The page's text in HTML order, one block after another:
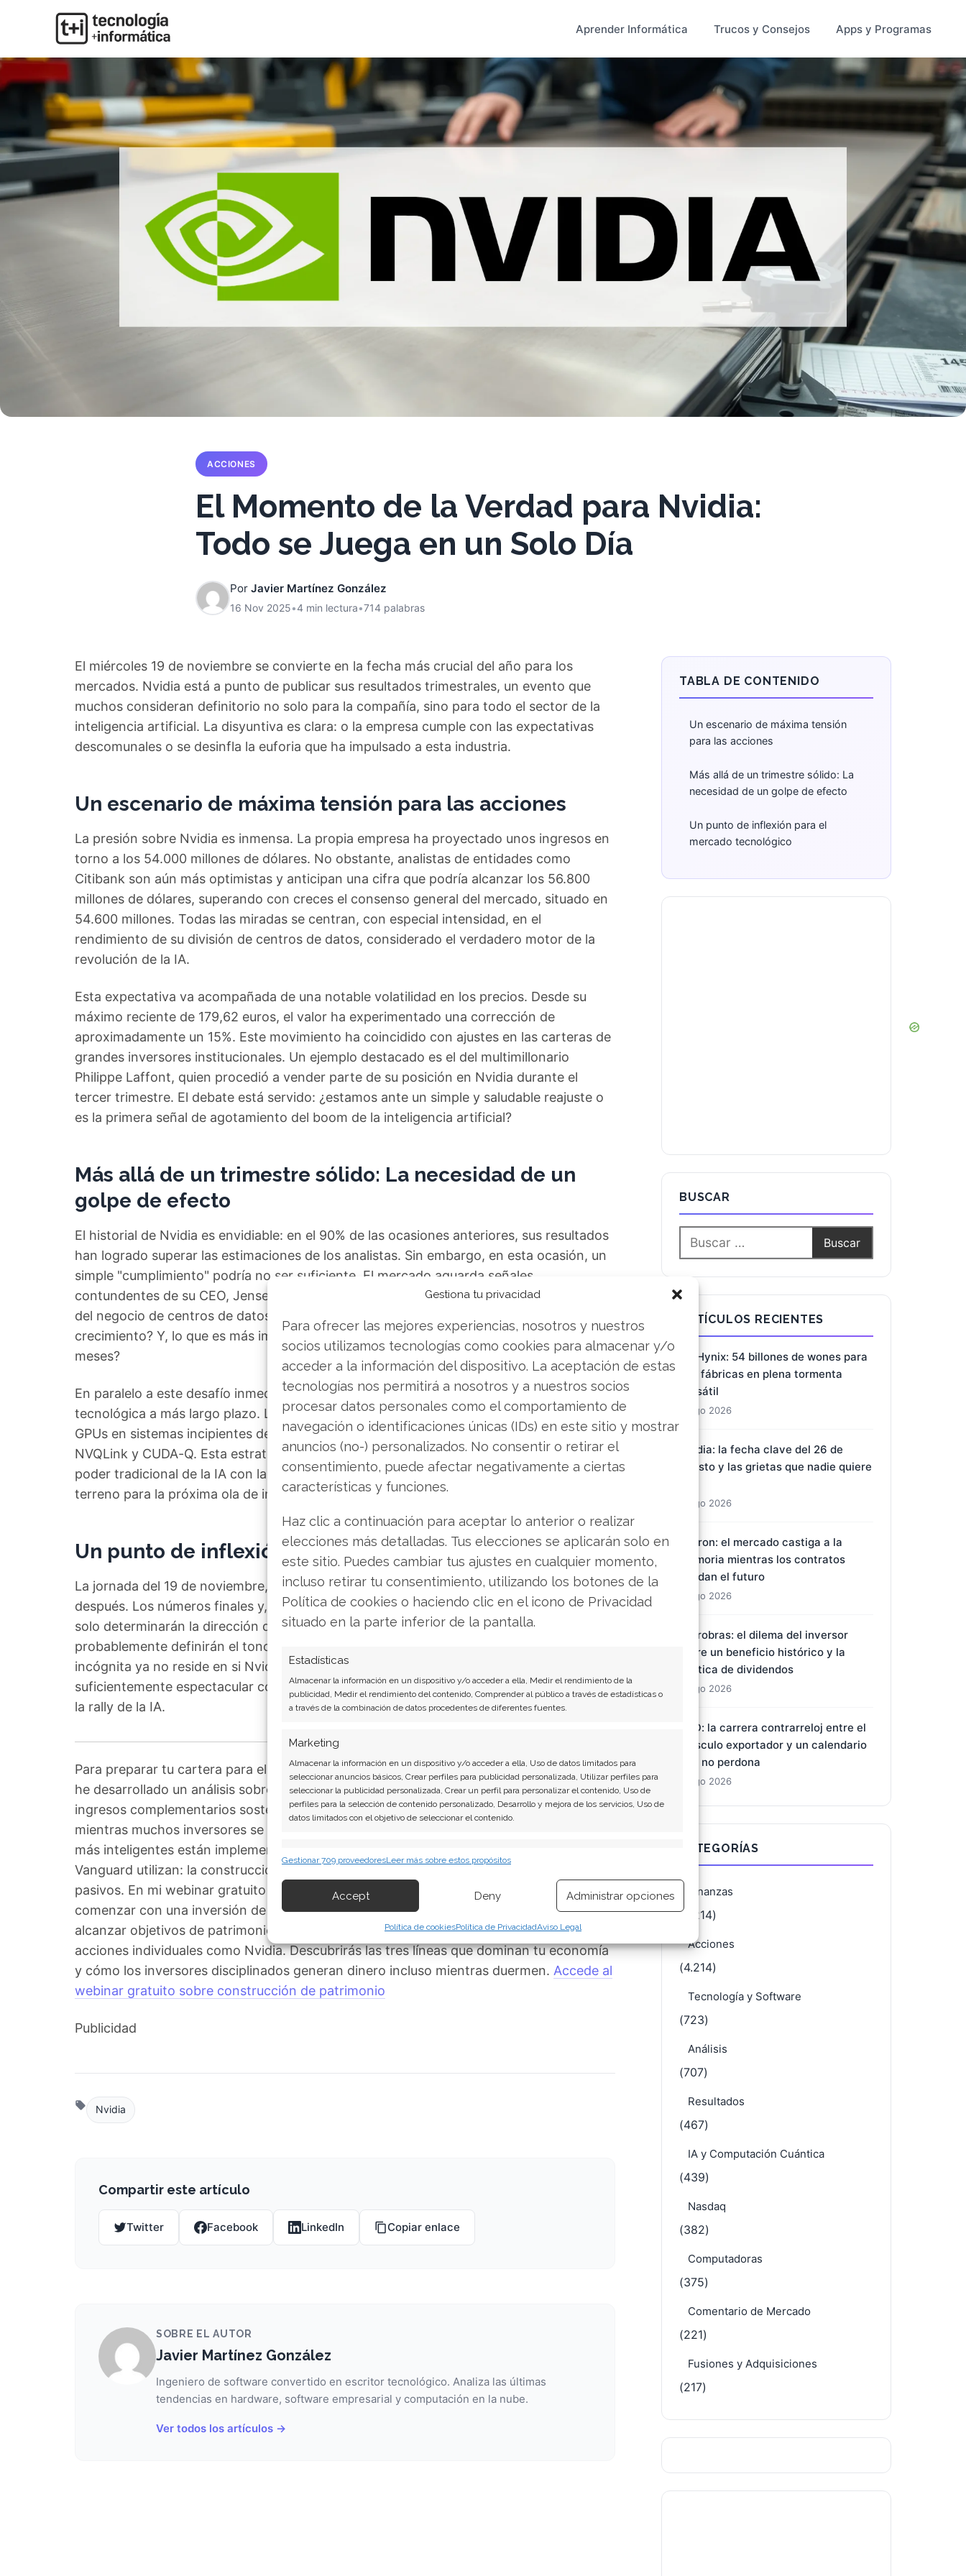
Gestiona tu privacidad
Para ofrecer las mejores experiencias, nosotros y nuestros
socios utilizamos tecnologías como cookies para almacenar y/o
acceder a la información del dispositivo. La aceptación de estas
tecnologías nos permitirá a nosotros y a nuestros socios
procesar datos personales como el comportamiento de
navegación o identificaciones únicas (IDs) en este sitio y mostrar
anuncios (no-) personalizados. No consentir o retirar el
consentimiento, puede afectar negativamente a ciertas
características y funciones.
Haz clic a continuación para aceptar lo anterior o realizar
elecciones más detalladas. Tus elecciones se aplicarán solo en
este sitio. Puedes cambiar tus ajustes en cualquier momento,
incluso retirar tu consentimiento, utilizando los botones de la
Política de cookies o haciendo clic en el icono de Privacidad
situado en la parte inferior de la pantalla.
Estadísticas
Almacenar la información en un dispositivo y/o acceder a ella, Medir el rendimiento de la
publicidad, Medir el rendimiento del contenido, Comprender al público a través de estadísticas o
a través de la combinación de datos procedentes de diferentes fuentes.
Marketing
Almacenar la información en un dispositivo y/o acceder a ella, Uso de datos limitados para
seleccionar anuncios básicos, Crear perfiles para publicidad personalizada, Utilizar perfiles para
seleccionar la publicidad personalizada, Crear un perfil para personalizar el contenido, Uso de
perfiles para la selección de contenido personalizado, Desarrollo y mejora de los servicios, Uso de
datos limitados con el objetivo de seleccionar el contenido.
información transmitida de forma automática.
Garantizar la seguridad, evitar y detectar fraudes, y eliminar
fallos, Ofrecer y presentar publicidad y contenido, Guardar y
comunicar las preferencias de privacidad.
Siempre activo
Gestionar 709 proveedoresLeer más sobre estos propósitos
Accept Deny Administrar opciones
Política de cookiesPolítica de PrivacidadAviso Legal
Aprender Informática Trucos y Consejos Apps y Programas
ACCIONES
El Momento de la Verdad para Nvidia:
Todo se Juega en un Solo Día
Por Javier Martínez González
16 Nov 2025•4 min lectura•714 palabras
El miércoles 19 de noviembre se convierte en la fecha más crucial del año para los
mercados. Nvidia está a punto de publicar sus resultados trimestrales, un evento que
muchos consideran definitorio no solo para la compañía, sino para todo el sector de la
inteligencia artificial. La disyuntiva es clara: o la empresa cumple con las expectativas
descomunales o se desinfla la euforia que ha impulsado a esta industria.
Un escenario de máxima tensión para las acciones
La presión sobre Nvidia es inmensa. La propia empresa ha proyectado unos ingresos en
torno a los 54.000 millones de dólares. No obstante, analistas de entidades como
Citibank son aún más optimistas y anticipan una cifra que podría alcanzar los 56.800
millones de dólares, superando con creces el consenso general del mercado, situado en
54.600 millones. Todas las miradas se centran, con especial intensidad, en el
rendimiento de su división de centros de datos, considerado el verdadero motor de la
revolución de la IA.
Esta expectativa va acompañada de una notable volatilidad en los precios. Desde su
máximo reciente de 179,62 euros, el valor ha experimentado una corrección de
aproximadamente un 15%. Este movimiento ha coincidido con ajustes en las carteras de
grandes inversores institucionales. Un ejemplo destacado es el del multimillonario
Philippe Laffont, quien procedió a vender parte de su posición en Nvidia durante el
tercer trimestre. El debate está servido: ¿estamos ante un simple y saludable reajuste o
es la primera señal de agotamiento del boom de la inteligencia artificial?
Más allá de un trimestre sólido: La necesidad de un
golpe de efecto
El historial de Nvidia es envidiable: en el 90% de las ocasiones anteriores, sus resultados
han logrado superar las estimaciones de los analistas. Sin embargo, en esta ocasión, un
simple "cumplimiento" podría no ser suficiente. El mercado aguarda señales
contundentes de su CEO, Jensen Huang. Las preguntas clave son: ¿cuál es la trayectoria
del negocio de centros de datos? ¿Siguen vigentes los principales impulsores del
crecimiento? Y, lo que es más importante, ¿cuál es la perspectiva para los próximos
meses?
En paralelo a este desafío inmediato, Nvidia continúa avanzando en su ofensiva
tecnológica a más largo plazo. La empresa está trabajando en la integración de sus
GPUs en sistemas incipientes de computación cuántica mediante tecnologías como
NVQLink y CUDA-Q. Esta estrategia representa un enfoque híbrido que busca unificar el
poder tradicional de la IA con la vanguardia de la tecnología cuántica, preparando el
terreno para la próxima ola de innovación.
Un punto de inflexión para el mercado tecnológico
La jornada del 19 de noviembre, una vez cierren los mercados, marcará un antes y un
después. Los números finales y, sobre todo, las previsiones que anuncie la compañía, no
solo determinarán la dirección que tomará la cotización de Nvidia, sino que muy
probablemente definirán el tono del sector tecnológico durante lo que resta de 2025. La
incógnita ya no reside en si Nvidia tendrá un buen desempeño, sino en si este será lo
suficientemente espectacular como para disipar todas las dudas y reactivar con fuerza
la rally de la IA.
Para preparar tu cartera para el futuro más allá de eventos puntuales como el de Nvidia,
he desarrollado un análisis sobre cómo construir una estrategia de inversión que genere
ingresos complementarios sostenidos en el tiempo. Mi investigación muestra que
mientras muchos inversores se enfocen en movimientos de corto plazo, los inversores
más inteligentes están implementando una estrategia que fondos como BlackRock y
Vanguard utilizan: la construcción de lo que llamo una "línea dorada" de ingresos
pasivos. En mi webinar gratuito del 17 de noviembre, te muestro exactamente cómo
comenzar con una inversión de USD 500 y estructurar una cartera que te permita
alcanzar objetivos de patrimonio a largo plazo, independientemente de la volatilidad de
acciones individuales como Nvidia. Descubrirás las tres líneas que dominan tu economía
y cómo los inversores disciplinados generan dinero incluso mientras duermen. Accede al
webinar gratuito sobre construcción de patrimonio
Publicidad
Nvidia
Compartir este artículo
Twitter Facebook LinkedIn Copiar enlace
SOBRE EL AUTOR
Javier Martínez González
Ingeniero de software convertido en escritor tecnológico. Analiza las últimas
tendencias en hardware, software empresarial y computación en la nube.
Ver todos los artículos →
TABLA DE CONTENIDO
Un escenario de máxima tensión
para las acciones
Más allá de un trimestre sólido: La
necesidad de un golpe de efecto
Un punto de inflexión para el
mercado tecnológico
BUSCAR
ARTÍCULOS RECIENTES
SK Hynix: 54 billones de wones para
dos fábricas en plena tormenta
bursátil
8 Ago 2026
Nvidia: la fecha clave del 26 de
agosto y las grietas que nadie quiere
8 Ago 2026
Micron: el mercado castiga a la
memoria mientras los contratos
blindan el futuro
8 Ago 2026
Petrobras: el dilema del inversor
entre un beneficio histórico y la
política de dividendos
8 Ago 2026
BYD: la carrera contrarreloj entre el
músculo exportador y un calendario
que no perdona
8 Ago 2026
CATEGORÍAS
Finanzas
(4.214)
Acciones
(4.214)
Tecnología y Software
(723)
Análisis
(707)
Resultados
(467)
IA y Computación Cuántica
(439)
Nasdaq
(382)
Computadoras
(375)
Comentario de Mercado
(221)
Fusiones y Adquisiciones
(217)